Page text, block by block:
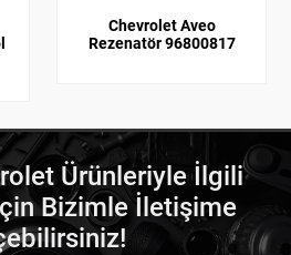
Chevrolet Aveo
Rezenatör 96800817
Ürünleriyle İlgili
Bizimle İletişime